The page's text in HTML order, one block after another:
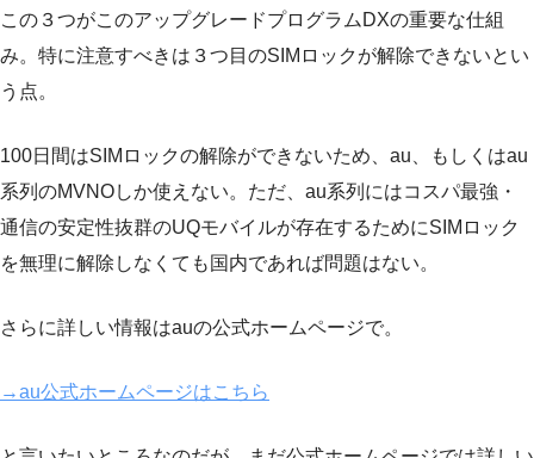
この３つがこのアップグレードプログラムDXの重要な仕組
み。特に注意すべきは３つ目のSIMロックが解除できないとい
う点。
100日間はSIMロックの解除ができないため、au、もしくはau
系列のMVNOしか使えない。ただ、au系列にはコスパ最強・
通信の安定性抜群のUQモバイルが存在するためにSIMロック
を無理に解除しなくても国内であれば問題はない。
さらに詳しい情報はauの公式ホームページで。
→au公式ホームページはこちら